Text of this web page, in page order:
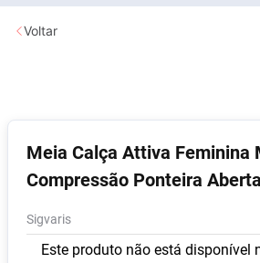
Meia Calça Attiva Feminina
Compressão Ponteira
Sigvaris
Este produto não está disponível
Voltar
Desodorante
º
9º
10º Lavitan